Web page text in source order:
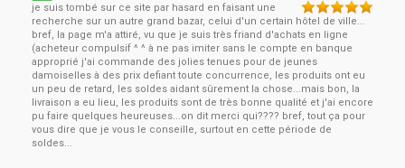
je suis tombé sur ce site par hasard en faisant une
recherche sur un autre grand bazar, celui d'un certain hôtel de ville...
bref, la page m'a attiré, vu que je suis très friand d'achats en ligne
(acheteur compulsif ^ ^ à ne pas imiter sans le compte en banque
approprié j'ai commande des jolies tenues pour de jeunes
damoiselles à des prix defiant toute concurrence, les produits ont eu
un peu de retard, les soldes aidant sûrement la chose...mais bon, la
livraison a eu lieu, les produits sont de très bonne qualité et j'ai encore
pu faire quelques heureuses...on dit merci qui???? bref, tout ça pour
vous dire que je vous le conseille, surtout en cette période de
soldes...